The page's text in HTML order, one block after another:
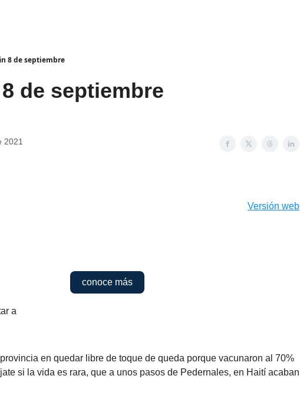
8 de septiembre
de septiembre
2021
Versión web
conoce más
a
en quedar libre de toque de queda porque vacunaron al 70%
si la vida es rara, que a unos pasos de Pedernales, en Haití acaban